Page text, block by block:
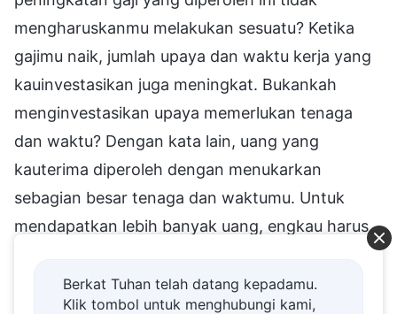
Berkat Tuhan telah datang kepadamu.
Klik tombol untuk menghubungi kami,